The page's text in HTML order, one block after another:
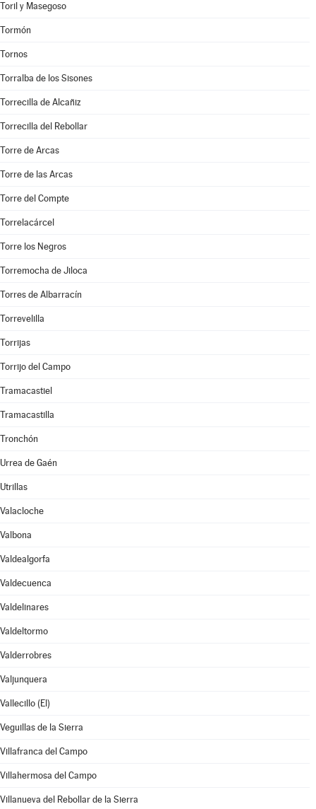
Toril y Masegoso
Tormón
Tornos
Torralba de los Sisones
Torrecilla de Alcañiz
Torrecilla del Rebollar
Torre de Arcas
Torre de las Arcas
Torre del Compte
Torrelacárcel
Torre los Negros
Torremocha de Jiloca
Torres de Albarracín
Torrevelilla
Torrijas
Torrijo del Campo
Tramacastiel
Tramacastilla
Tronchón
Urrea de Gaén
Utrillas
Valacloche
Valbona
Valdealgorfa
Valdecuenca
Valdelinares
Valdeltormo
Valderrobres
Valjunquera
Vallecillo (El)
Veguillas de la Sierra
Villafranca del Campo
Villahermosa del Campo
Villanueva del Rebollar de la Sierra